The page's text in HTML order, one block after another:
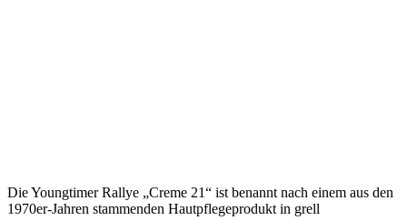
Die Youngtimer Rallye „Creme 21“ ist benannt nach einem aus den
1970er-Jahren stammenden Hautpflegeprodukt in grell